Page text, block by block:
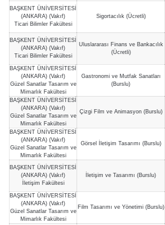
BAŞKENT ÜNİVERSİTESİ
(ANKARA) (Vakıf)
Ticari Bilimler Fakültesi
Sigortacılık (Ücretli)
BAŞKENT ÜNİVERSİTESİ
(ANKARA) (Vakıf)
Ticari Bilimler Fakültesi
Uluslararası Finans ve Bankacılık
(Ücretli)
BAŞKENT ÜNİVERSİTESİ
(ANKARA) (Vakıf)
Güzel Sanatlar Tasarım ve
Mimarlık Fakültesi
Gastronomi ve Mutfak Sanatları
(Burslu)
BAŞKENT ÜNİVERSİTESİ
(ANKARA) (Vakıf)
Güzel Sanatlar Tasarım ve
Mimarlık Fakültesi
Çizgi Film ve Animasyon (Burslu)
BAŞKENT ÜNİVERSİTESİ
(ANKARA) (Vakıf)
Güzel Sanatlar Tasarım ve
Mimarlık Fakültesi
Görsel İletişim Tasarımı (Burslu)
BAŞKENT ÜNİVERSİTESİ
(ANKARA) (Vakıf)
İletişim Fakültesi
İletişim ve Tasarımı (Burslu)
BAŞKENT ÜNİVERSİTESİ
(ANKARA) (Vakıf)
Güzel Sanatlar Tasarım ve
Mimarlık Fakültesi
Film Tasarımı ve Yönetimi (Burslu)